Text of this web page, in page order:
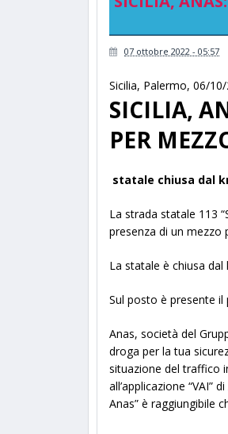
07 ottobre 2022 - 05:57
Sicilia, Palermo, 06/
SICILIA,
PER
statale chiusa dal
La strada statale 113
presenza di un mezzo
La statale è chiusa
Sul posto è presente il
Anas, società del
droga per la tua
situazione del traffico
all’applicazione “VAI”
Anas” è raggiungibile